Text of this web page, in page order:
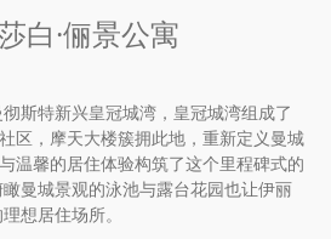
白·俪景公寓
斯特新兴皇冠城湾，皇冠城湾组成了
区，摩天大楼簇拥此地，重新定义曼城
温馨的居住体验构筑了这个里程碑式的
曼城景观的泳池与露台花园也让伊丽
想居住场所。